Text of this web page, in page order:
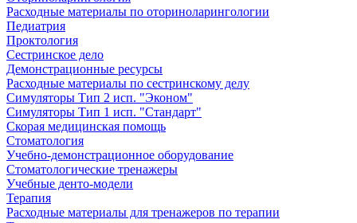
Расходные материалы по оториноларингологии
Педиатрия
Проктология
Сестринское дело
Демонстрационные ресурсы
Расходные материалы по сестринскому делу
Симуляторы Тип 2 исп. "Эконом"
Симуляторы Тип 1 исп. "Стандарт"
Скорая медицинская помощь
Стоматология
Учебно-демонстрационное оборудование
Стоматологические тренажеры
Учебные денто-модели
Терапия
Расходные материалы для тренажеров по терапии